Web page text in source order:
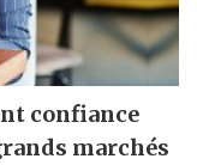
confiance
marchés